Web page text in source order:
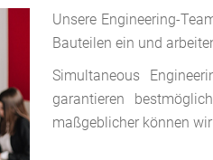
Unsere Engineering-
Bauteilen ein und
Simultaneous
garantieren
maßgeblicher können